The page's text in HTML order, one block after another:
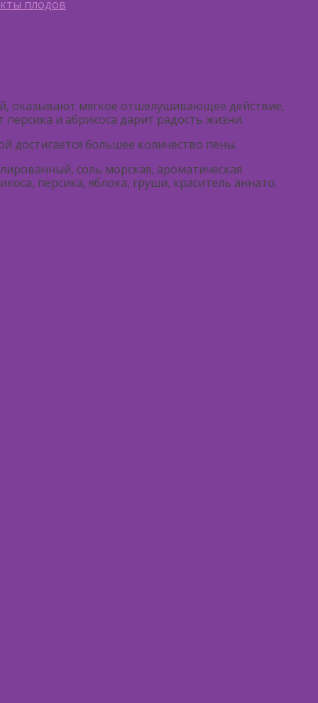
плодов
оказывают мягкое отшелушивающее действие,
и абрикоса дарит радость жизни.
большее количество пены.
соль морская, ароматическая
персика, яблока, груши, краситель аннато.